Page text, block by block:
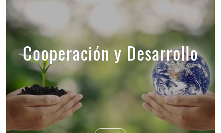
Cooperación y Desarrollo